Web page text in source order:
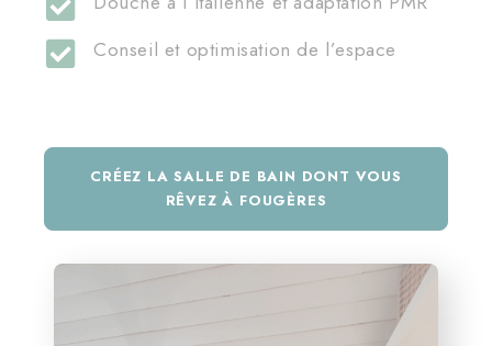
Conseil et optimisation de l’espace
CRÉEZ LA SALLE DE BAIN DONT VOUS
RÊVEZ À FOUGÈRES